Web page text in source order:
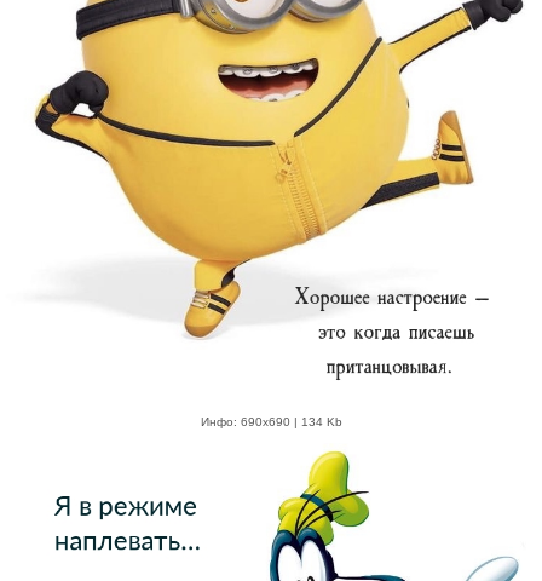
Инфо: 690х690 | 134 Kb